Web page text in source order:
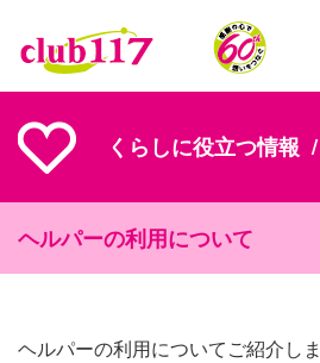
くらしに役立つ情報
ヘルパーの利用について
ヘルパーの利用についてご紹介しま